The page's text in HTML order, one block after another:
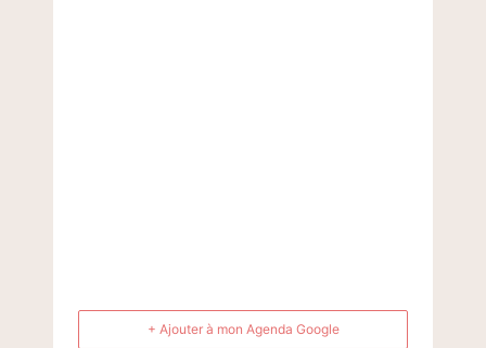
+ Ajouter à mon Agenda Google